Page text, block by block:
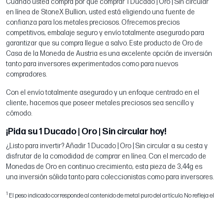
Cuando usted compra por qué comprar 1 Ducado | Oro | Sin circular
en línea de StoneX Bullion, usted está eligiendo una fuente de
confianza para los metales preciosos. Ofrecemos precios
competitivos, embalaje seguro y envío totalmente asegurado para
garantizar que su compra llegue a salvo. Este producto de Oro de
Casa de la Moneda de Austria es una excelente opción de inversión
tanto para inversores experimentados como para nuevos
compradores.
Con el envío totalmente asegurado y un enfoque centrado en el
cliente, hacemos que poseer metales preciosos sea sencillo y
cómodo.
¡Pida su 1 Ducado | Oro | Sin circular hoy!
¿Listo para invertir? Añadir 1 Ducado | Oro | Sin circular a su cesta y
disfrutar de la comodidad de comprar en línea. Con el mercado de
Monedas de Oro en continuo crecimiento, esta pieza de 3,44g es
una inversión sólida tanto para coleccionistas como para inversores.
1 El peso indicado corresponde al contenido de metal puro del artículo. No refleja el